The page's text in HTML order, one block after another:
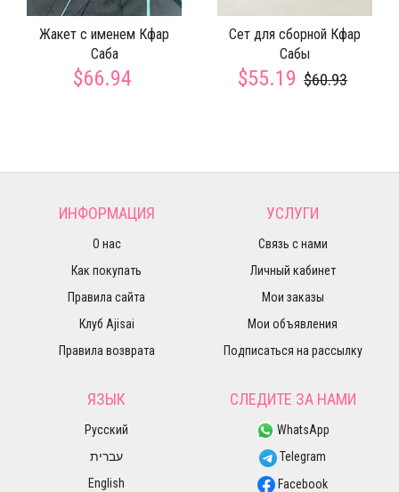
Жакет с именем Кфар
Саба
$66.94
Сет для сборной Кфар
Сабы
$55.19 $60.93
ИНФОРМАЦИЯ
О нас
Как покупать
Правила сайта
Клуб Ajisai
Правила возврата
УСЛУГИ
Связь с нами
Личный кабинет
Мои заказы
Мои объявления
Подписаться на рассылку
ЯЗЫК
Русский
עברית
English
СЛЕДИТЕ ЗА НАМИ
WhatsApp
Telegram
Facebook